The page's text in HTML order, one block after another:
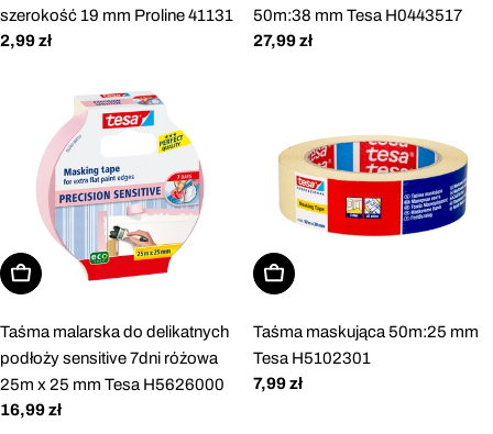
szerokość 19 mm Proline 41131
Cena
2,99 zł
50m:38 mm Tesa H0443517
Cena
27,99 zł
Dodaj do koszyka
Taśma malarska do delikatnych
podłoży sensitive 7dni różowa
25m x 25 mm Tesa H5626000
Cena
16,99 zł
Dodaj do koszyka
Taśma maskująca 50m:25 mm
Tesa H5102301
Cena
7,99 zł